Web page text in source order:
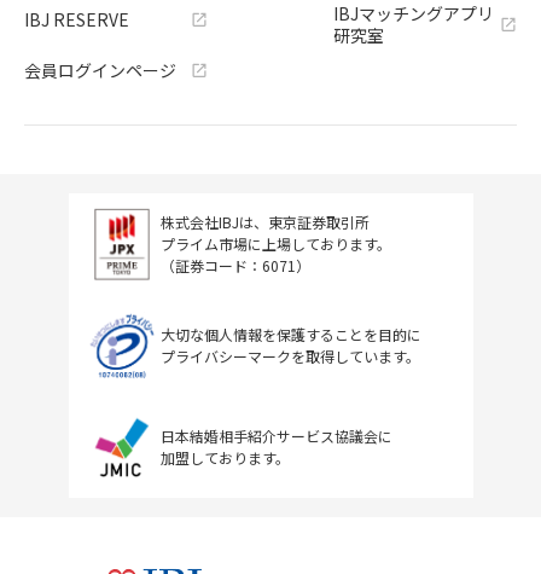
IBJ RESERVE
会員ログインページ
IBJマッチングアプリ
研究室
株式会社IBJは、東京証券取引所
プライム市場に上場しております。
（証券コード：6071）
大切な個人情報を保護することを目的に
プライバシーマークを取得しています。
日本結婚相手紹介サービス協議会に
加盟しております。